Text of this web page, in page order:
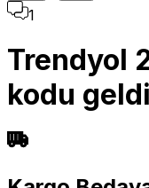
1
Trendyol
kodu geldi